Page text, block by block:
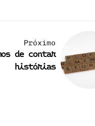
Próximo
de contar
histórias